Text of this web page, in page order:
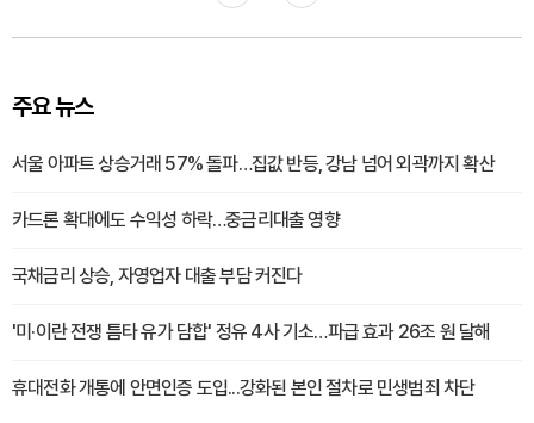
주요 뉴스
서울 아파트 상승거래 57% 돌파…집값 반등, 강남 넘어 외곽까지 확산
카드론 확대에도 수익성 하락…중금리대출 영향
국채금리 상승, 자영업자 대출 부담 커진다
'미·이란 전쟁 틈타 유가 담합' 정유 4사 기소…파급 효과 26조 원 달해
휴대전화 개통에 안면인증 도입...강화된 본인 절차로 민생범죄 차단